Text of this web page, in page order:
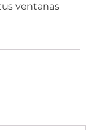
ventanas